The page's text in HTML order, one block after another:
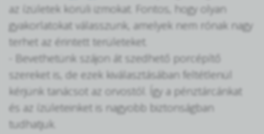
az ízületek körüli izmokat. Fontos, hogy olyan
gyakorlatokat válasszunk, amelyek nem rónak nagy
terhet az érintett területeket.
- Bevethetünk szájon át szedhető porcépítő
szereket is, de ezek kiválasztásában feltétlenül
kérjünk tanácsot az orvostól. Így a pénztárcánkat
és az ízületeinket is nagyobb biztonságban
tudhatjuk.